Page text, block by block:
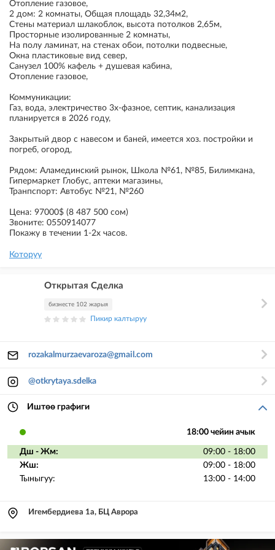
Отопление газовое,
2 дом: 2 комнаты, Общая площадь 32,34м2,
Стены материал шлакоблок, высота потолков 2,65м,
Просторные изолированные 2 комнаты,
На полу ламинат, на стенах обои, потолки подвесные,
Окна пластиковые вид север,
Санузел 100% кафель + душевая кабина,
Отопление газовое,
Коммуникации:
Газ, вода, электричество 3х-фазное, септик, канализация
планируется в 2026 году,
Закрытый двор с навесом и баней, имеется хоз. постройки и
погреб, огород,
Рядом: Аламединский рынок, Школа №61, №85, Билимкана,
Гипермаркет Глобус, аптеки магазины,
Транпспорт: Автобус №21, №260
Цена: 97000$ (8 487 500 сом)
Звоните: 0550914077
Покажу в течении 1-2х часов.
Которуу
Открытая Сделка
бизнесте 102 жарыя
Пикир калтыруу
rozakalmurzaevaroza@gmail.com
@otkrytaya.sdelka
Иштөө графиги
18:00 чейин ачык
Дш - Жм:
09:00 - 18:00
Жш:
09:00 - 18:00
Тыныгуу:
13:00 - 14:00
Игембердиева 1а, БЦ Аврора